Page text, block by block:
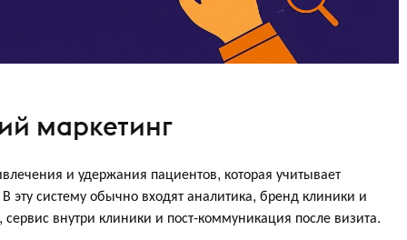
маркетинг
и удержания пациентов, которая учитывает
эту систему обычно входят аналитика, бренд клиники и
внутри клиники и пост-коммуникация после визита.